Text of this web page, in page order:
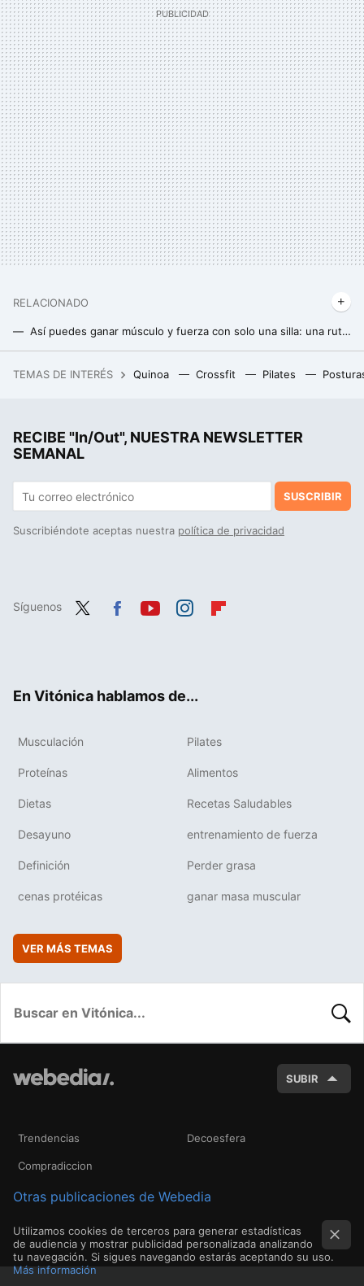
RELACIONADO
Así puedes ganar músculo y fuerza con solo una silla: una rutina sencilla para hacer en casa
TEMAS DE INTERÉS Quinoa Crossfit Pilates
RECIBE "In/Out", NUESTRA NEWSLETTER
SEMANAL
SUSCRIBIR
Suscribiéndote aceptas nuestra política de privacidad
Síguenos
En Vitónica hablamos de...
Musculación Pilates
Proteínas Alimentos
Dietas Recetas Saludables
Desayuno entrenamiento de fuerza
Definición Perder grasa
cenas protéicas ganar masa muscular
VER MÁS TEMAS
SUBIR
Trendencias Decoesfera
Compradiccion
Otras publicaciones de Webedia
Utilizamos cookies de terceros para generar estadísticas
de audiencia y mostrar publicidad personalizada analizando
tu navegación. Si sigues navegando estarás aceptando su uso.
Más información